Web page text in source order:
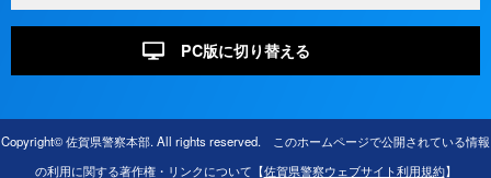
PC版に切り替える
Copyright© 佐賀県警察本部. All rights reserved. このホームページで公開されている情報
の利用に関する著作権・リンクについて【佐賀県警察ウェブサイト利用規約】